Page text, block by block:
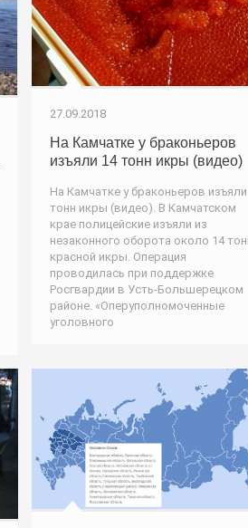
27.09.2018
На Камчатке у браконьеров
изъяли 14 тонн икры (видео)
На Камчатке у браконьеров
тонн икры (видео). В Камчатском
крае полицейские изъяли из
незаконного оборота около 14
красной икры. Операция
проводилась при поддержке
Росгвардии в Усть-Большерецком
районе. «Оперуполномоченные
уголовного